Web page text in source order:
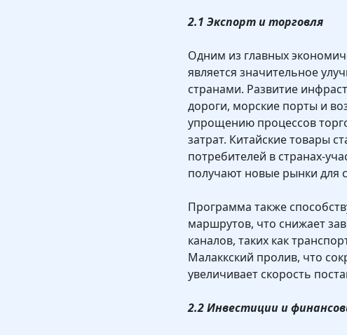
2.1 Экспорт и торговля
Одним из главных
является значительное
странами. Развитие
дороги, морские порты и
упрощению процессов
затрат. Китайские товары
потребителей в странах-
получают новые рынки для
Программа также
маршрутов, что снижает
каналов, таких как
Малаккский пролив, что
увеличивает скорость
2.2 Инвестиции и